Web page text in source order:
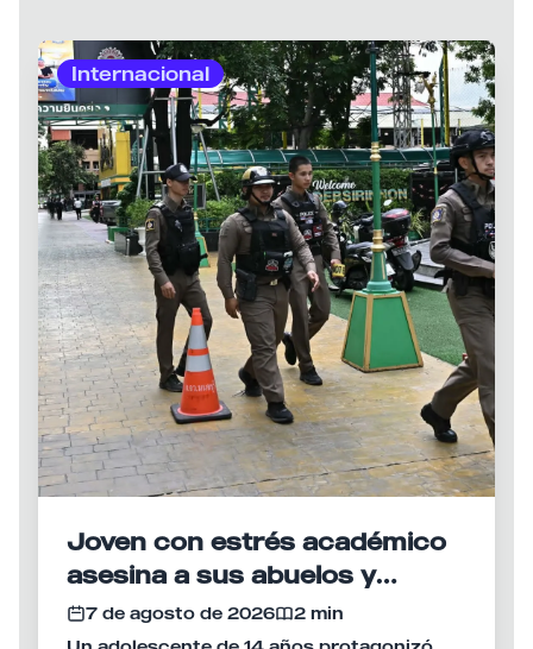
Internacional
Joven con estrés académico
asesina a sus abuelos y
desata tiroteo en escuela de
Tailandia
7 de agosto de 2026
2 min